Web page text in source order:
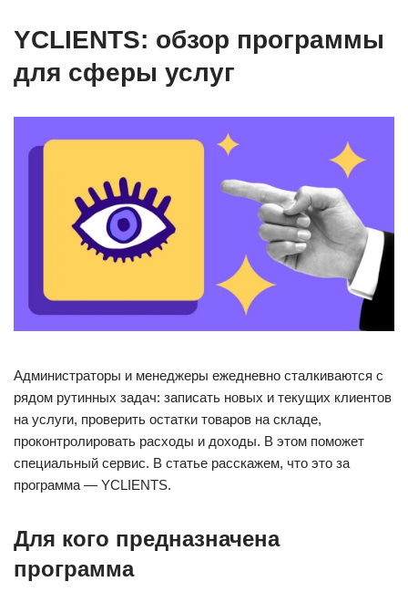
YCLIENTS: обзор программы
для сферы услуг
Администраторы и менеджеры ежедневно сталкиваются с
рядом рутинных задач: записать новых и текущих клиентов
на услуги, проверить остатки товаров на складе,
проконтролировать расходы и доходы. В этом поможет
специальный сервис. В статье расскажем, что это за
программа — YCLIENTS.
Для кого предназначена
программа